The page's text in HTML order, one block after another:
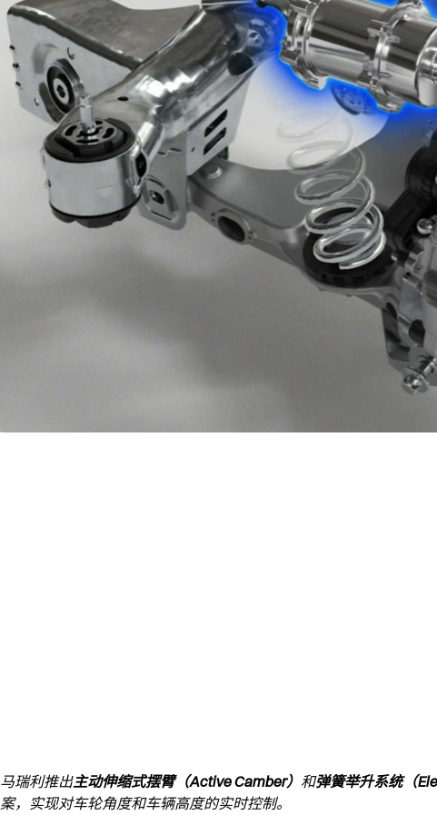
马瑞利推出主动伸缩式摆臂（Active Camber） 和弹簧举升系统（
案，实现对车轮角度和车辆高度的实时控制。